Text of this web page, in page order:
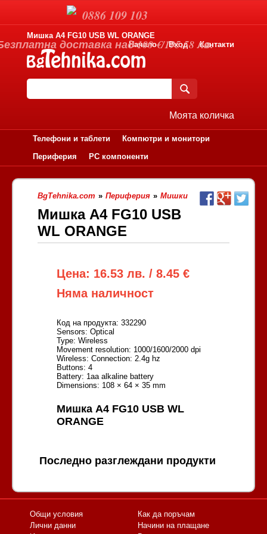
Мишка A4 FG10 USB WL ORANGE
Начало
Вход Контакти
Моята количка
Телефони и таблети
Компютри и монитори
Периферия
PC компоненти
BgTehnika.com » Периферия » Мишки
Мишка A4 FG10 USB
WL ORANGE
Цена: 16.53 лв. / 8.45 €
Няма наличност
Код на продукта: 332290
Sensors: Optical
Type: Wireless
Movement resolution: 1000/1600/2000 dpi
Wireless: Connection: 2.4g hz
Buttons: 4
Battery: 1aa alkaline battery
Dimensions: 108 × 64 × 35 mm
Мишка A4 FG10 USB WL
ORANGE
Последно разглеждани продукти
0886 109 103
доставка над 100 €/195.58 лв.
Общи условия
Лични данни
Как да поръчам
Начини на плащане